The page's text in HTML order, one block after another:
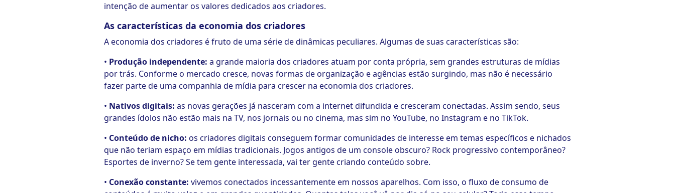
intenção de aumentar os valores dedicados aos criadores.
As características da economia dos criadores
A economia dos criadores é fruto de uma série de dinâmicas peculiares. Algumas de suas características são:
• Produção independente: a grande maioria dos criadores atuam por conta própria, sem grandes estruturas de mídias
por trás. Conforme o mercado cresce, novas formas de organização e agências estão surgindo, mas não é necessário
fazer parte de uma companhia de mídia para crescer na economia dos criadores.
• Nativos digitais: as novas gerações já nasceram com a internet difundida e cresceram conectadas. Assim sendo, seus
grandes ídolos não estão mais na TV, nos jornais ou no cinema, mas sim no YouTube, no Instagram e no TikTok.
• Conteúdo de nicho: os criadores digitais conseguem formar comunidades de interesse em temas específicos e nichados
que não teriam espaço em mídias tradicionais. Jogos antigos de um console obscuro? Rock progressivo contemporâneo?
Esportes de inverno? Se tem gente interessada, vai ter gente criando conteúdo sobre.
• Conexão constante: vivemos conectados incessantemente em nossos aparelhos. Com isso, o fluxo de consumo de